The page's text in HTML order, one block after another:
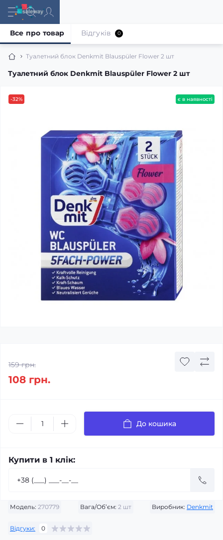
Туалетний блок Denkmit Blauspüler Flower 2 шт
Туалетний блок Denkmit Blauspüler Flower 2 шт
Все про товар Відгуків 0
-32% є в наявності
Модель: 270779 Вага/Об’єм: 2 шт Виробник: Denkmit
Відгуки: 0
159 грн.
108 грн.
До кошика
Купити в 1 клік: